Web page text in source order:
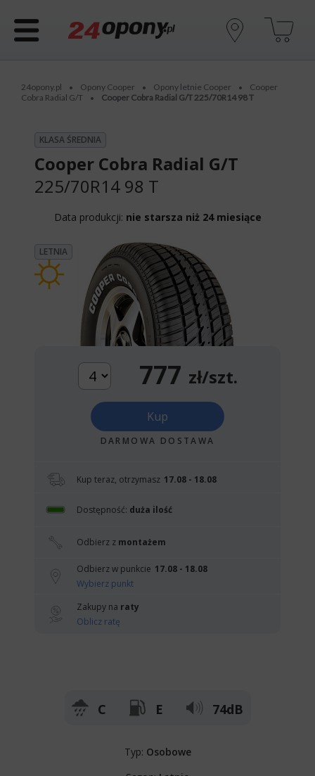
24opony.pl • Opony Cooper • Opony letnie Cooper •
Cooper
Cobra Radial G/T
• Cooper Cobra Radial G/T 225/70R14 98 T
KLASA ŚREDNIA
Cooper Cobra Radial G/T
225/70R14 98 T
Data produkcji: nie starsza niż 24 miesiące
LETNIA
777 zł/szt.
Kup
DARMOWA DOSTAWA
Kup teraz, otrzymasz 17.08 - 18.08
Dostępność: duża ilość
Odbierz z montażem
Odbierz w punkcie 17.08 - 18.08
Wybierz punkt
Zakupy na raty
Oblicz ratę
C E 74dB
Typ: Osobowe